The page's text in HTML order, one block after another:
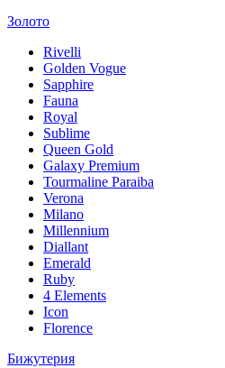
Золото
Rivelli
Golden Vogue
Sapphire
Fauna
Royal
Sublime
Queen Gold
Galaxy Premium
Tourmaline Paraiba
Verona
Milano
Millennium
Diallant
Emerald
Ruby
4 Elements
Icon
Florence
Бижутерия